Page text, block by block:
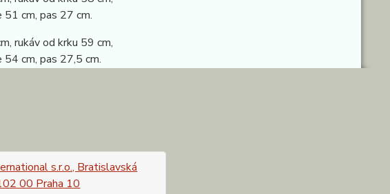
cm, pas 27 cm.
rukáv od krku 59 cm,
cm, pas 27,5 cm.
s.r.o., Bratislavská
00 Praha 10